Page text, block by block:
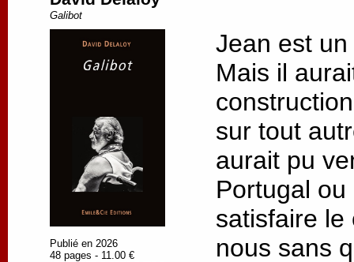
Galibot
Publié en 2026
48 pages - 11.00 €
Jean est
Mais il
sur tout
aurait pu
Portugal
satisfaire le
nous sans